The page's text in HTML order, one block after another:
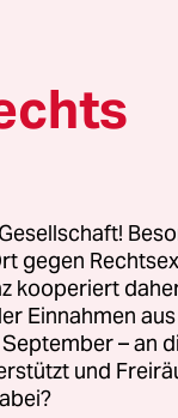
10,85
Vorjahr.
an
Millionen
60
gegen
kooperiert
Einnahmen
– an
und